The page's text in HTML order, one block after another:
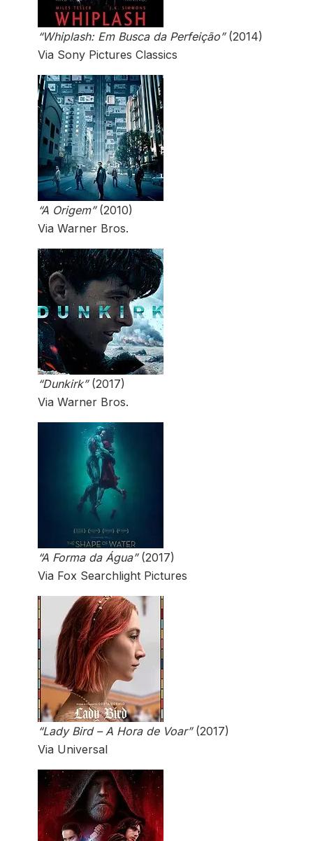
“Whiplash: Em Busca da Perfeição”(2014)
Via Sony Pictures Classics
“A Origem”(2010)
Via Warner Bros.
“Dunkirk”(2017)
Via Warner Bros.
“A Forma da Água”(2017)
Via Fox Searchlight Pictures
“Lady Bird – A Hora de Voar”(2017)
Via Universal